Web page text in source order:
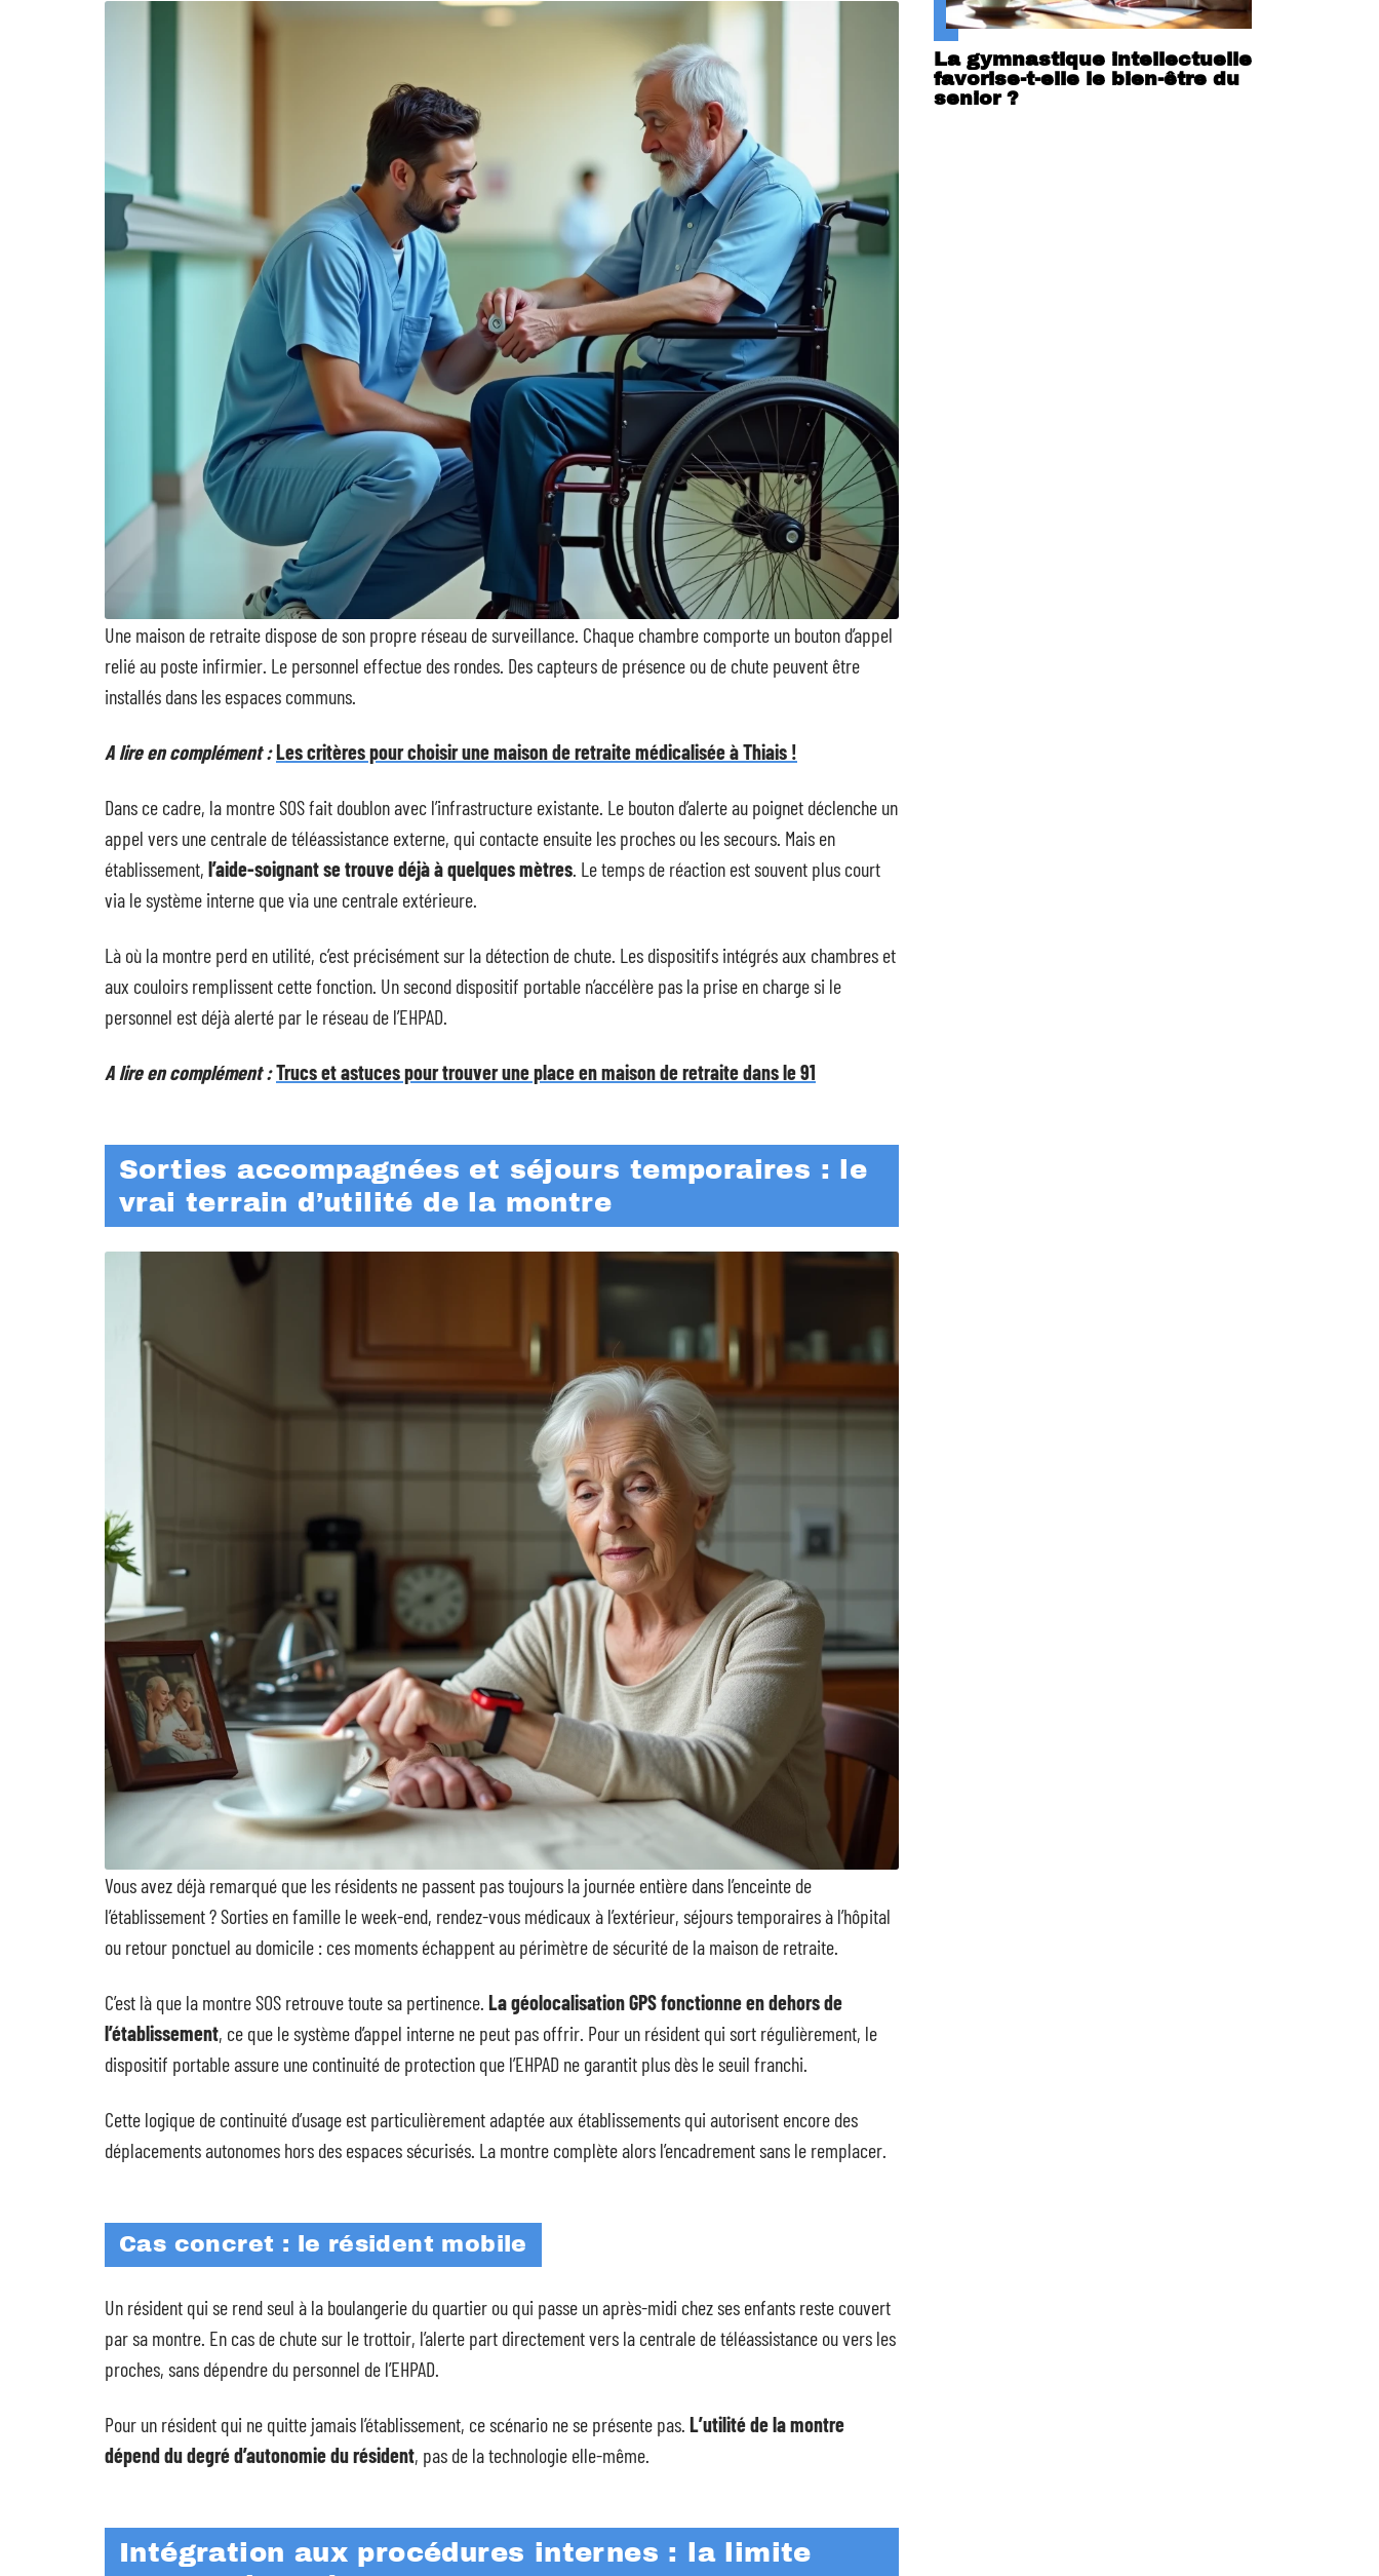
Une maison de retraite dispose de son propre réseau de surveillance. Chaque chambre comporte un bouton d’appel
relié au poste infirmier. Le personnel effectue des rondes. Des capteurs de présence ou de chute peuvent être
installés dans les espaces communs.
A lire en complément :Les critères pour choisir une maison de retraite médicalisée à Thiais !
Dans ce cadre, la montre SOS fait doublon avec l’infrastructure existante. Le bouton d’alerte au poignet déclenche un
appel vers une centrale de téléassistance externe, qui contacte ensuite les proches ou les secours. Mais en
établissement, l’aide-soignant se trouve déjà à quelques mètres. Le temps de réaction est souvent plus court
via le système interne que via une centrale extérieure.
Là où la montre perd en utilité, c’est précisément sur la détection de chute. Les dispositifs intégrés aux chambres et
aux couloirs remplissent cette fonction. Un second dispositif portable n’accélère pas la prise en charge si le
personnel est déjà alerté par le réseau de l’EHPAD.
A lire en complément :Trucs et astuces pour trouver une place en maison de retraite dans le 91
Sorties accompagnées et séjours temporaires : le
vrai terrain d’utilité de la montre
Vous avez déjà remarqué que les résidents ne passent pas toujours la journée entière dans l’enceinte de
l’établissement ? Sorties en famille le week-end, rendez-vous médicaux à l’extérieur, séjours temporaires à l’hôpital
ou retour ponctuel au domicile : ces moments échappent au périmètre de sécurité de la maison de retraite.
C’est là que la montre SOS retrouve toute sa pertinence. La géolocalisation GPS fonctionne en dehors de
l’établissement, ce que le système d’appel interne ne peut pas offrir. Pour un résident qui sort régulièrement, le
dispositif portable assure une continuité de protection que l’EHPAD ne garantit plus dès le seuil franchi.
Cette logique de continuité d’usage est particulièrement adaptée aux établissements qui autorisent encore des
déplacements autonomes hors des espaces sécurisés. La montre complète alors l’encadrement sans le remplacer.
Cas concret : le résident mobile
Un résident qui se rend seul à la boulangerie du quartier ou qui passe un après-midi chez ses enfants reste couvert
par sa montre. En cas de chute sur le trottoir, l’alerte part directement vers la centrale de téléassistance ou vers les
proches, sans dépendre du personnel de l’EHPAD.
Pour un résident qui ne quitte jamais l’établissement, ce scénario ne se présente pas. L’utilité de la montre
dépend du degré d’autonomie du résident, pas de la technologie elle-même.
Intégration aux procédures internes : la limite
La gymnastique intellectuelle
favorise-t-elle le bien-être du
senior ?